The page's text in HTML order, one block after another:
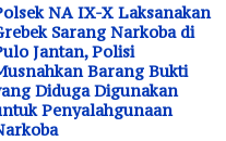
NA IX-X Laksanakan
Sarang Narkoba di
Jantan, Polisi
Barang Bukti
Diduga Digunakan
Penyalahgunaan